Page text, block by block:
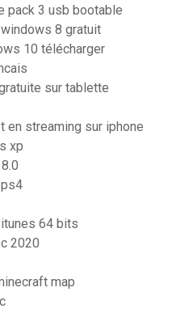
pack 3 usb bootable
8 gratuit
10 télécharger
sur tablette
en streaming sur iphone
xp
64 bits
2020
map